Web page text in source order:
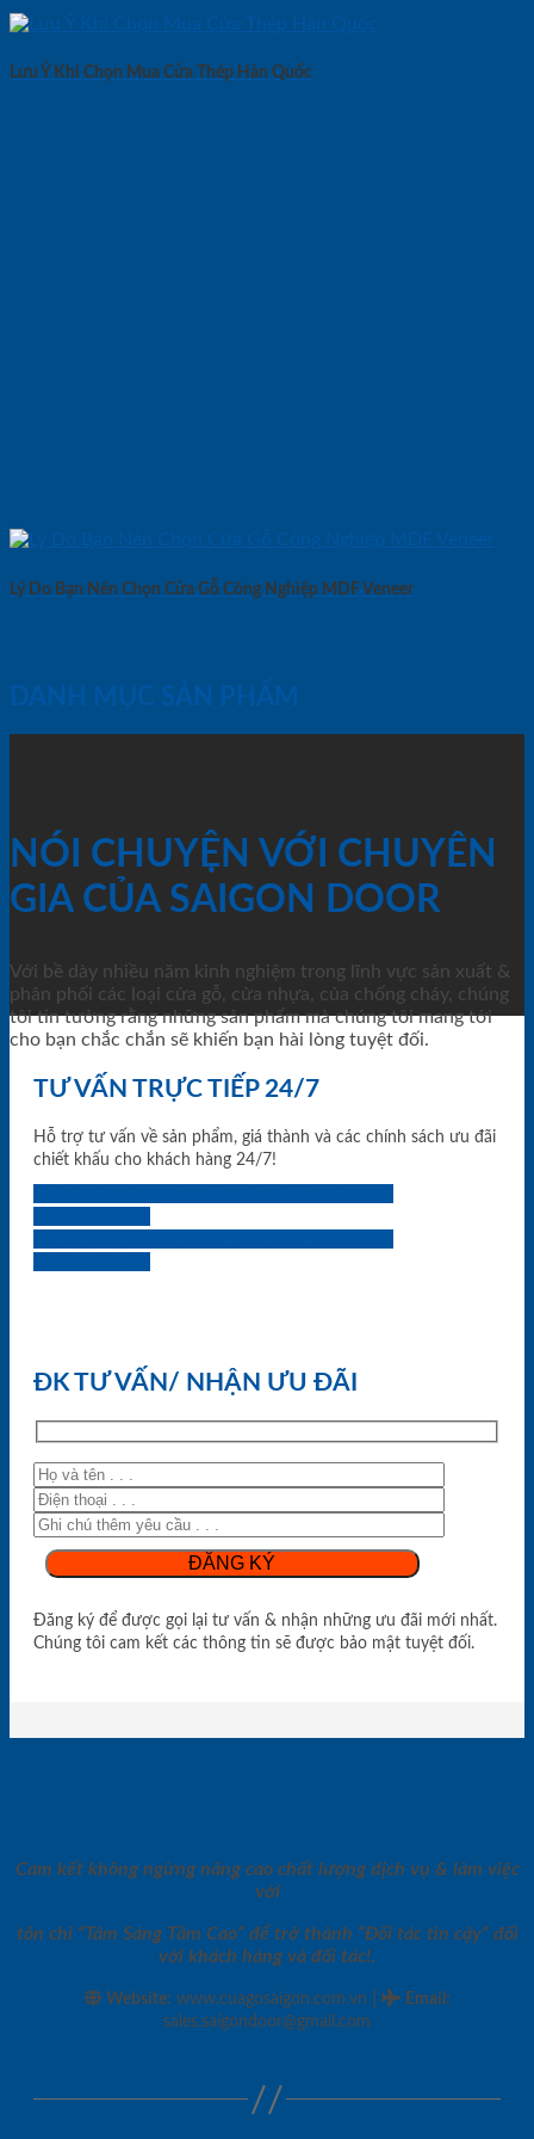
Lưu Ý Khi Chọn Mua Cửa Thép Hàn Quốc
Lý Do Bạn Nên Chọn Cửa Gỗ Công Nghiệp MDF Veneer
DANH MỤC SẢN PHẨM
NÓI CHUYỆN VỚI CHUYÊN
GIA CỦA SAIGON DOOR
Với bề dày nhiều năm kinh nghiệm trong lĩnh vực sản xuất &
phân phối các loại cửa gỗ, cửa nhựa, của chống cháy, chúng
tôi tin tưởng rằng những sản phẩm mà chúng tôi mang tới
cho bạn chắc chắn sẽ khiến bạn hài lòng tuyệt đối.
TƯ VẤN TRỰC TIẾP 24/7
Hỗ trợ tư vấn về sản phẩm, giá thành và các chính sách ưu đãi
chiết khấu cho khách hàng 24/7!
ĐK TƯ VẤN/ NHẬN ƯU ĐÃI
Đăng ký để được gọi lại tư vấn & nhận những ưu đãi mới nhất.
Chúng tôi cam kết các thông tin sẽ được bảo mật tuyệt đối.
Cam kết không ngừng nâng cao chất lượng dịch vụ & làm việc
với
tôn chỉ “Tâm Sáng Tầm Cao” để trở thành “Đối tác tin cậy” đối
với khách hàng và đối tác!.
Website: www.cuagosaigon.com.vn Email :
sales.saigondoor@gmail.com